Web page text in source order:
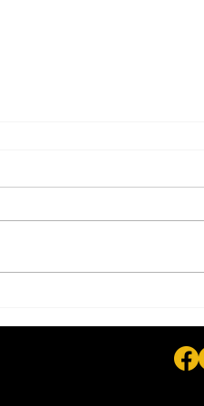
una deuda que la
comunidad ha tenido que